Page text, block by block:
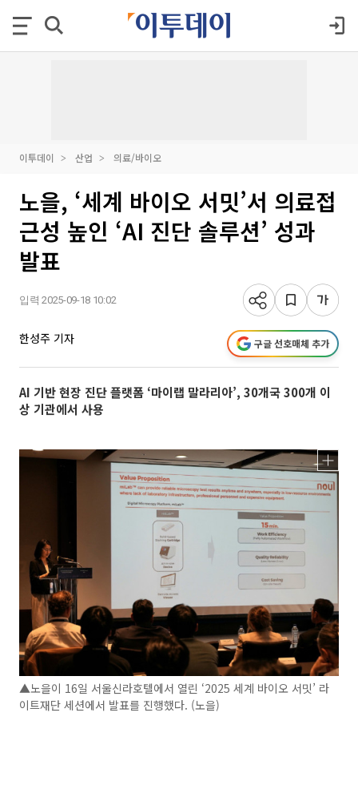
이투데이 산업 의료/바이오
노을, ‘세계 바이오 서밋’서 의료접
근성 높인 ‘AI 진단 솔루션’ 성과
발표
입력 2025-09-18 10:02
한성주 기자 구글 선호매체 추가
AI 기반 현장 진단 플랫폼 ‘마이랩 말라리아’, 30개국 300개 이
상 기관에서 사용
▲노을이 16일 서울신라호텔에서 열린 ‘2025 세계 바이오 서밋’ 라
이트재단 세션에서 발표를 진행했다. (노을)